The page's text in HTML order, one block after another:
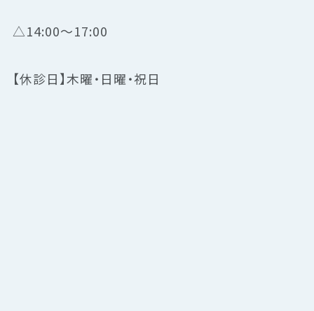
△14:00～17:00
【休診日】木曜・日曜・祝日